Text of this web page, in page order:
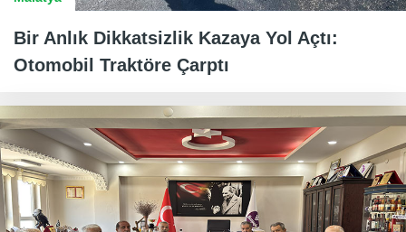
Bir Anlık Dikkatsizlik Kazaya Yol Açtı:
Otomobil Traktöre Çarptı